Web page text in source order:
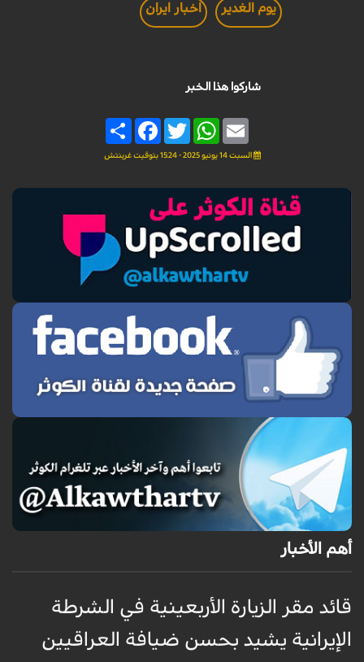
يوم الغدير اخبار ايران
شاركوا هذا الخبر
Share
FacebookTwitter
WhatsAppEmail
السبت 14 يونيو 2025 - 15:24 بتوقيت غرينتش
أهم الأخبار
قائد مقر الزيارة الأربعينية في الشرطة
الإيرانية يشيد بحسن ضيافة العراقيين